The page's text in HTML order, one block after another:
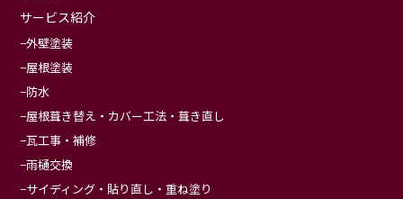
サービス紹介
外壁塗装
屋根塗装
防水
屋根葺き替え・カバー工法・葺き直し
瓦工事・補修
雨樋交換
サイディング・貼り直し・重ね塗り